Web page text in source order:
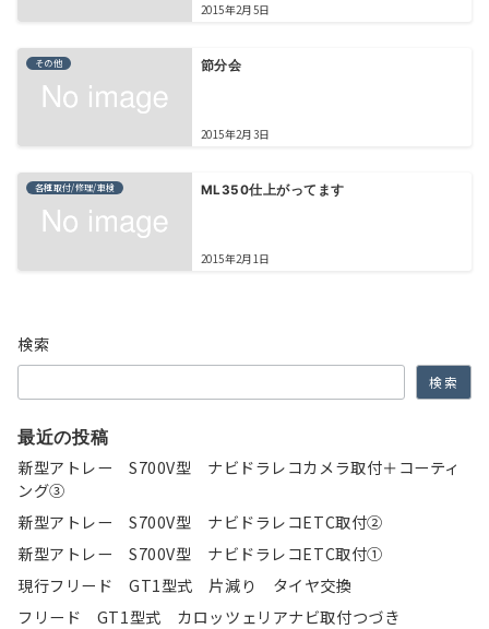
2015年2月5日
その他 節分会
2015年2月3日
各種取付/修理/車検 ML350仕上がってます
2015年2月1日
検索
検索
最近の投稿
新型アトレー S700V型 ナビドラレコカメラ取付＋コーティ
ング③
新型アトレー S700V型 ナビドラレコETC取付②
新型アトレー S700V型 ナビドラレコETC取付①
現行フリード GT1型式 片減り タイヤ交換
フリード GT1型式 カロッツェリアナビ取付つづき